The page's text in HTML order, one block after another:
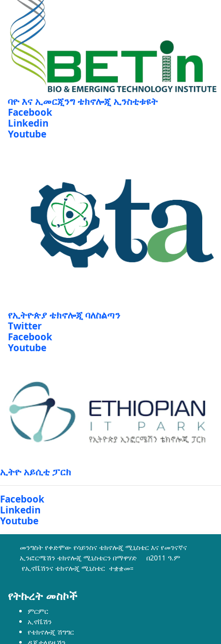
ባዮ እና ኢመርጂንግ ቴክኖሎጂ ኢንስቲቱዩት
Facebook
Linkedin
Youtube
Twitter
Facebook
Youtube
Facebook
Linkedin
Youtube
መንግስት የቀድሞው የሳይንስና ቴክኖሎጂ ሚኒስቴር እና የመገናኛና
ኢንፎርሜሽን ቴክኖሎጂ ሚኒስቴርን በማዋሃድ በ2011 ዓ.ም
የኢኖቬሽንና ቴክኖሎጂ ሚኒስቴር ተቋቋመ፡፡
ምርምር
ኢኖቬሽን
የቴክኖሎጂ ሽግግር
ዲጂታላይዜሽን